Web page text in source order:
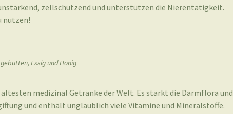
zellschützend und unterstützen die Nierentätigkeit.
nutzen!
Essig und Honig
medizinal Getränke der Welt. Es stärkt die Darmflora und
und enthält unglaublich viele Vitamine und Mineralstoffe.